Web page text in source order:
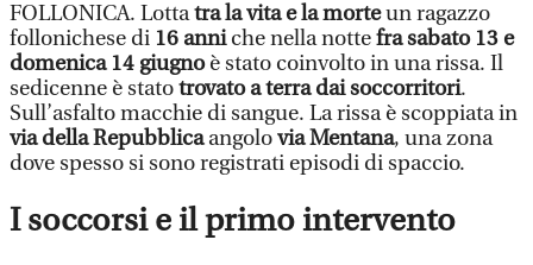
FOLLONICA. Lottatra la vita e la morteun ragazzo
follonichese di 16 anniche nella nottefra sabato 13 e
domenica 14 giugnoè stato coinvolto in una rissa. Il
sedicenne è statotrovato a terra dai soccorritori.
Sull’asfalto macchie di sangue. La rissa è scoppiata in
via della Repubblicaangolovia Mentana, una zona
dove spesso si sono registrati episodi di spaccio.
I soccorsi e il primo intervento